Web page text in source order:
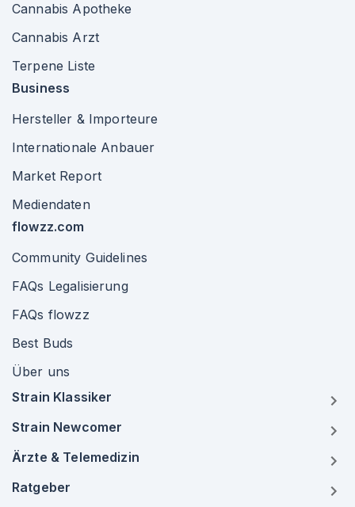
Cannabis Apotheke
Cannabis Arzt
Terpene Liste
Business
Hersteller & Importeure
Internationale Anbauer
Market Report
Mediendaten
flowzz.com
Community Guidelines
FAQs Legalisierung
FAQs flowzz
Best Buds
Über uns
Strain Klassiker
Strain Newcomer
Ärzte & Telemedizin
Ratgeber